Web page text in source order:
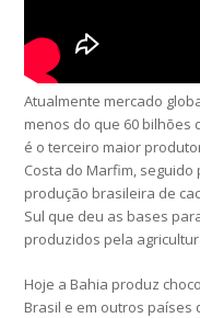
Atualmente mercado
menos do que 60 bilhões
é o terceiro maior
Costa do Marfim,
produção brasileira de
Sul que deu as bases
produzidos pela
Hoje a Bahia produz
Brasil e em outros países